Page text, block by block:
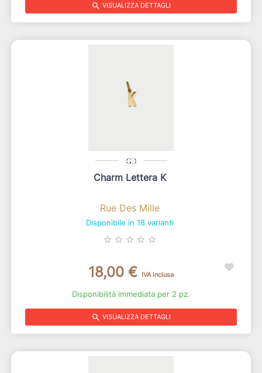
search VISUALIZZA DETTAGLI
Charm Lettera K
Rue Des Mille
Disponibile in 18 varianti
star_border star_border star_border star_border star_border
18,00 € IVA inclusa
Disponibilità immediata per 2 pz.
search VISUALIZZA DETTAGLI